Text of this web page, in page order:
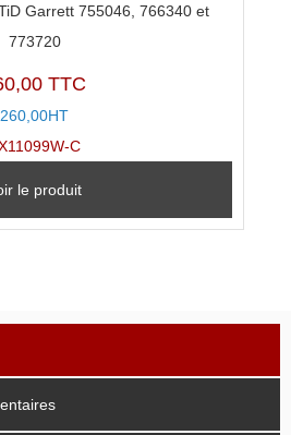
Garrett 755046, 766340 et
773720
TTC
260,00HT
C
le produit